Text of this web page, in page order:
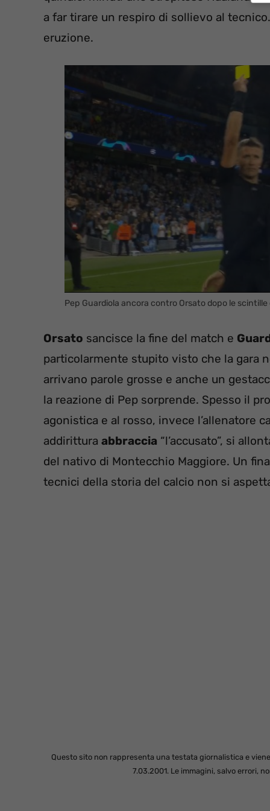
a far tirare un respiro di sollievo al
eruzione.
Pep Guardiola ancora contro Orsato dopo le scintille
Orsato sancisce la fine del match e
particolarmente stupito visto che la gara
arrivano parole grosse e anche un
la reazione di Pep sorprende. Spesso il
agonistica e al rosso, invece l’allenatore
addirittura abbraccia “l’accusato”, si
del nativo di Montecchio Maggiore. Un
tecnici della storia del calcio non si
Questo sito non rappresenta una testata giornalistica e
7.03.2001. Le immagini, salvo errori,